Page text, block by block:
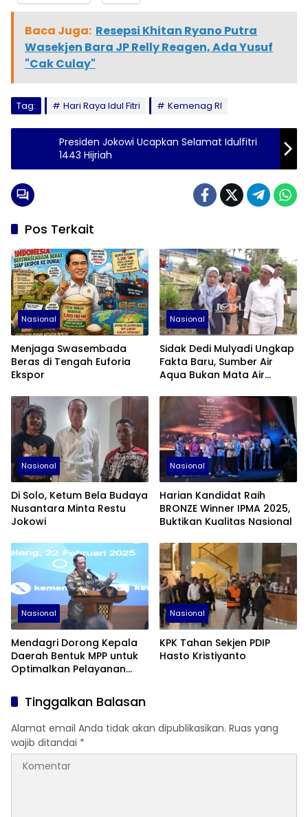
Baca Juga: Resepsi Khitan Ryano Putra
Wasekjen Bara JP Relly Reagen, Ada Yusuf
"Cak Culay"
Tag: Hari Raya Idul Fitri Kemenag RI
Presiden Jokowi Ucapkan Selamat Idulfitri
1443 Hijriah
Pos Terkait
Nasional
Menjaga Swasembada
Beras di Tengah Euforia
Ekspor
Nasional
Sidak Dedi Mulyadi Ungkap
Fakta Baru, Sumber Air
Aqua Bukan Mata Air
Nasional
Di Solo, Ketum Bela Budaya
Nusantara Minta Restu
Jokowi
Nasional
Harian Kandidat Raih
BRONZE Winner IPMA 2025,
Buktikan Kualitas Nasional
Nasional
Mendagri Dorong Kepala
Daerah Bentuk MPP untuk
Optimalkan Pelayanan
Nasional
KPK Tahan Sekjen PDIP
Hasto Kristiyanto
Tinggalkan Balasan
Alamat email Anda tidak akan dipublikasikan. Ruas yang
wajib ditandai *